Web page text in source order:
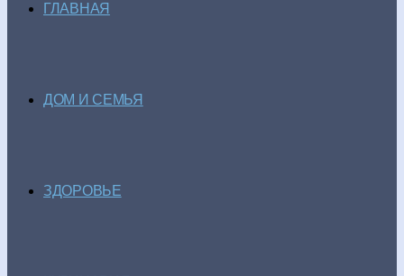
ГЛАВНАЯ
ДОМ И СЕМЬЯ
ЗДОРОВЬЕ